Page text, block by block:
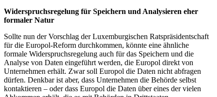
Widerspruchsregelung für Speichern und Analysieren eher
formaler Natur
Sollte nun der Vorschlag der Luxemburgischen Ratspräsidentschaft
für die Europol-Reform durchkommen, könnte eine ähnliche
formale Widerspruchsregelung auch für das Speichern und die
Analyse von Daten eingeführt werden, die Europol direkt von
Unternehmen erhält. Zwar soll Europol die Daten nicht abfragen
dürfen. Denkbar ist aber, dass Unternehmen die Behörde selbst
kontaktieren – oder dass Europol die Daten über eines der vielen